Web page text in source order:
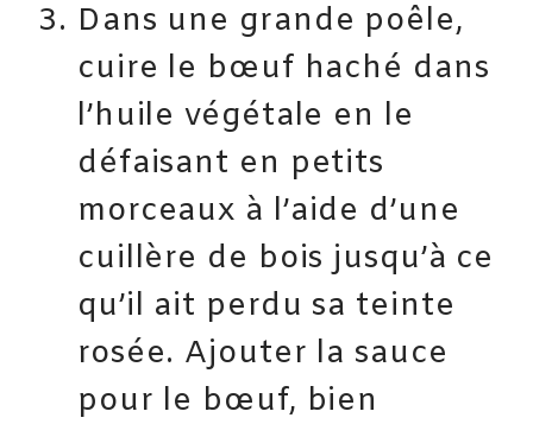
Dans une grande poêle,
cuire le bœuf haché dans
l’huile végétale en le
défaisant en petits
morceaux à l’aide d’une
cuillère de bois jusqu’à ce
qu’il ait perdu sa teinte
rosée. Ajouter la sauce
pour le bœuf, bien